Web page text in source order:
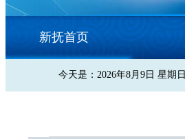
新抚首页
今天是：2026年8月9日 星期日